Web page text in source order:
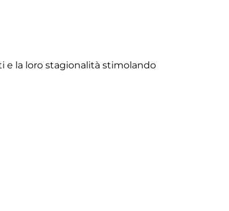
e la loro stagionalità stimolando